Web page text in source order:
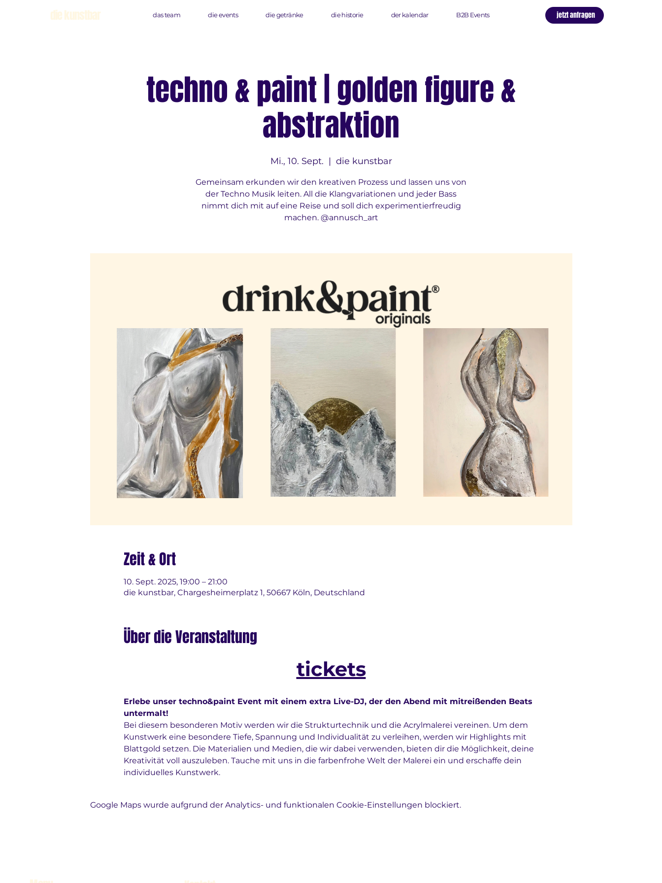
die kunstbar das team die events die getränke die historie der kalendar B2B Events jetzt anfragen
techno & paint | golden figure &
abstraktion
Mi., 10. Sept.
  |
die kunstbar
Gemeinsam erkunden wir den kreativen Prozess und lassen uns von
der Techno Musik leiten. All die Klangvariationen und jeder Bass
nimmt dich mit auf eine Reise und soll dich experimentierfreudig
machen. @annusch_art
Zeit & Ort
10. Sept. 2025, 19:00 – 21:00
die kunstbar, Chargesheimerplatz 1, 50667 Köln, Deutschland
Über die Veranstaltung
tickets
Erlebe unser techno&paint Event mit einem extra Live-DJ, der den Abend mit mitreißenden Beats
untermalt!
Bei diesem besonderen Motiv werden wir die Strukturtechnik und die Acrylmalerei vereinen. Um dem
Kunstwerk eine besondere Tiefe, Spannung und Individualität zu verleihen, werden wir Highlights mit
Blattgold setzen. Die Materialien und Medien, die wir dabei verwenden, bieten dir die Möglichkeit, deine
Kreativität voll auszuleben. Tauche mit uns in die farbenfrohe Welt der Malerei ein und erschaffe dein
individuelles Kunstwerk.
Google Maps wurde aufgrund der Analytics- und funktionalen Cookie-Einstellungen blockiert.